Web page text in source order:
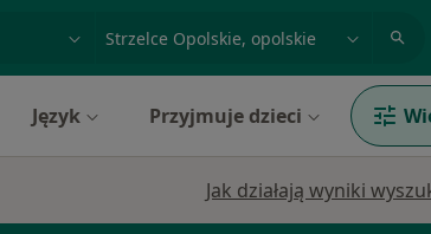
Język Przyjmuje dzieci
Jak działają wyniki